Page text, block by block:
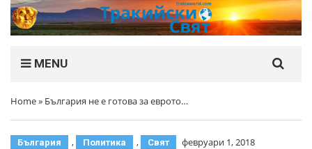
MENU
Home» България не е готова за еврото…
България , Политика , Свят февруари 1, 2018